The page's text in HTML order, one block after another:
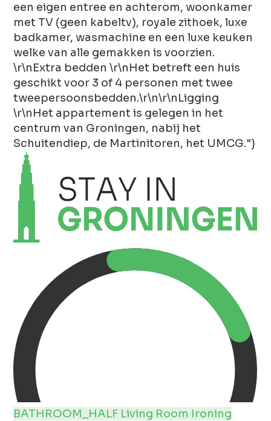
een eigen entree en achterom, woonkamer
met TV (geen kabeltv), royale zithoek, luxe
badkamer, wasmachine en een luxe keuken
welke van alle gemakken is voorzien.
\r\nExtra bedden \r\nHet betreft een huis
geschikt voor 3 of 4 personen met twee
tweepersoonsbedden.\r\n\r\nLigging
\r\nHet appartement is gelegen in het
centrum van Groningen, nabij het
Schuitendiep, de Martinitoren, het UMCG."}
BATHROOM_HALF Living Room Ironing